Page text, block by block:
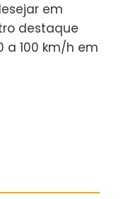
em
destaque
a 100 km/h em